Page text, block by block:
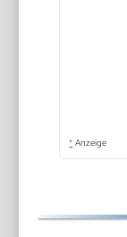
* Anzeige